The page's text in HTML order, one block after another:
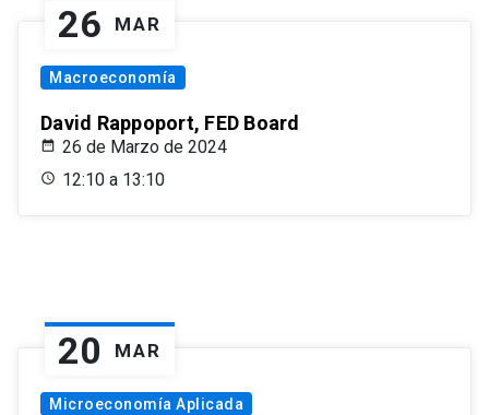
26 MAR
Macroeconomía
David Rappoport, FED Board
26 de Marzo de 2024
12:10 a 13:10
20 MAR
Microeconomía Aplicada